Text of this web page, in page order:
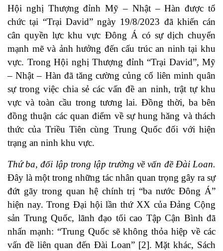
Hội nghị Thượng đỉnh Mỹ – Nhật – Hàn được tổ
chức tại “Trại David” ngày 19/8/2023 đã khiến cán
cân quyền lực khu vực Đông Á có sự dịch chuyển
mạnh mẽ và ảnh hưởng đến cấu trúc an ninh tại khu
vực. Trong Hội nghị Thượng đỉnh “Trại David”, Mỹ
– Nhật – Hàn đã tăng cường củng cố liên minh quân
sự trong việc chia sẻ các vấn đề an ninh, trật tự khu
vực và toàn cầu trong tương lai. Đồng thời, ba bên
đồng thuận các quan điểm về sự hung hăng và thách
thức của Triều Tiên cùng Trung Quốc đối với hiện
trạng an ninh khu vực.
Thứ ba, đối lập trong lập trường về vấn đề Đài Loan.
Đây là một trong những tác nhân quan trọng gây ra sự
đứt gãy trong quan hệ chính trị “ba nước Đông Á”
hiện nay. Trong Đại hội lần thứ XX của Đảng Cộng
sản Trung Quốc, lãnh đạo tối cao Tập Cận Bình đã
nhấn mạnh: “Trung Quốc sẽ không thỏa hiệp về các
vấn đề liên quan đến Đài Loan” [2]. Mặt khác, Sách